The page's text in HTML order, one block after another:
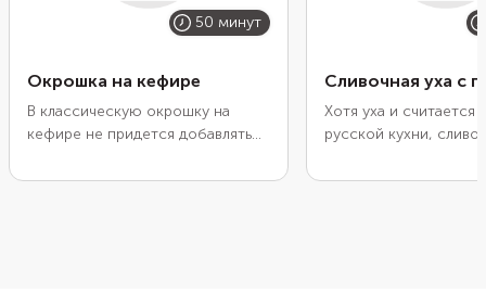
50 минут
Окрошка на кефире
В классическую окрошку на
кефире не придется добавлять
напитка и без нее подчеркнут
Сливочная уха с
Хотя уха и
русской кухни,
известна своим